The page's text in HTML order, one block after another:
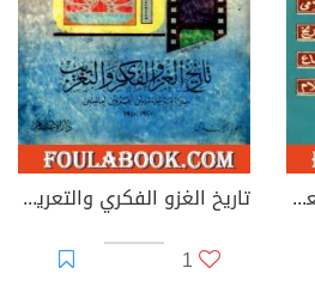
الشبهات والأخطاء الشائعة في الأدب العربي والتراجم والفكر الإسلامي
تاريخ الغزو الفكري والتعريب خلال ما بين الحربين العالميتين 1920-1940
1